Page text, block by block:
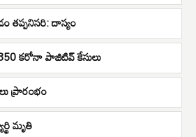
తప్పనిసరి: దాస్యం
కరోనా పాజిటివ్‌ కేసులు
ప్రారంభం
మృతి